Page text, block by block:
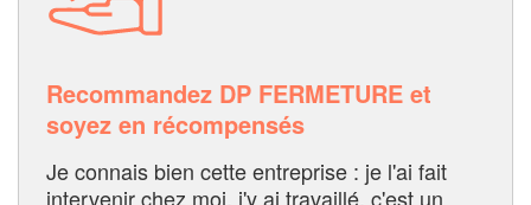
Recommandez DP FERMETURE et
soyez en récompensés
Je connais bien cette entreprise : je l'ai fait
intervenir chez moi, j'y ai travaillé, c'est un